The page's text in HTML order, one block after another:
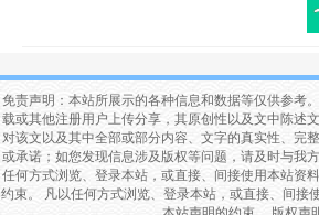
免责声明：本站所展示的各种信息和数据等仅供参考
载或其他注册用户上传分享，其原创性以及文中陈述
对该文以及其中全部或部分内容、文字的真实性、完
或承诺；如您发现信息涉及版权等问题，请及时与我
任何方式浏览、登录本站，或直接、间接使用本站资
约束。 凡以任何方式浏览、登录本站，或直接、间接